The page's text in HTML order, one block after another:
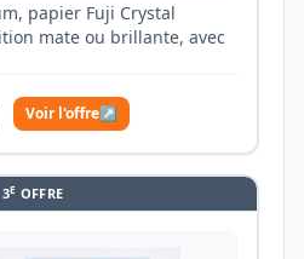
papier Fuji Crystal
mate ou brillante, avec
Voir l'offre↗
3E OFFRE